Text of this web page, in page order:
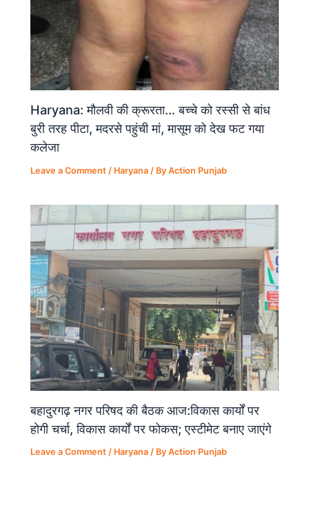
Haryana: मौलवी की क्रूरता… बच्चे को रस्सी से बांध
बुरी तरह पीटा, मदरसे पहुंची मां, मासूम को देख फट गया
कलेजा
Leave a Comment / Haryana / ByAction Punjab
बहादुरगढ़ नगर परिषद की बैठक आज:विकास कार्यों पर
होगी चर्चा, विकास कार्यों पर फोकस; एस्टीमेट बनाए जाएंगे
Leave a Comment / Haryana / ByAction Punjab